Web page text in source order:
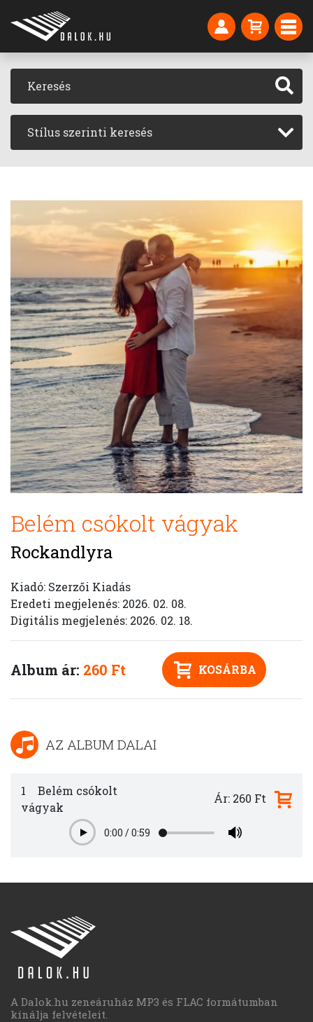
Stílus szerinti keresés
Belém csókolt vágyak
Rockandlyra
Kiadó: Szerzői Kiadás
Eredeti megjelenés: 2026. 02. 08.
Digitális megjelenés: 2026. 02. 18.
Album ár: 260 Ft KOSÁRBA
AZ ALBUM DALAI
1
Belém csókolt
vágyak
Play0:00 /0:59
Ár: 260 Ft
A Dalok.hu zeneáruház MP3 és FLAC formátumban
kínálja felvételeit.